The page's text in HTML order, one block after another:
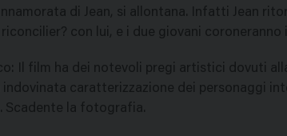
di Jean, si allontana. Infatti Jean
con lui, e i due giovani coroneranno
: Il film ha dei notevoli pregi artistici dovuti
indovinata caratterizzazione dei personaggi
Scadente la fotografia.